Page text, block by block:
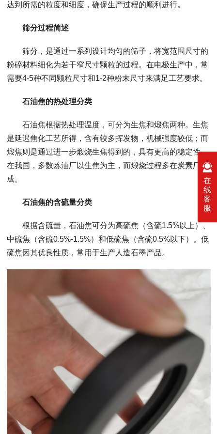
达到所需的粒度和细度，确保生产过程的顺利进行。
筛分过程简述
筛分，是通过一系列设计均匀的筛子，将宽范围尺寸的
粉碎材料细化为若干窄尺寸颗粒的过程。在电极生产中，常
需要4-5种不同颗粒尺寸和1-2种粉末尺寸来满足工艺要求。
石油焦的热处理分类
石油焦根据热处理温度，可分为生焦和煅焦两种。生焦
是延迟焦化工艺所得，含有较多挥发物，机械强度较低；而
煅焦则是通过进一步煅烧生焦得到的，具有更高的稳定性。
在我国，多数炼油厂以生焦为主，而煅烧过程多在炭素厂完
成。
石油焦的含硫量分类
根据含硫量，石油焦可分为高硫焦（含硫1.5%以上）、
中硫焦（含硫0.5%-1.5%）和低硫焦（含硫0.5%以下）。低
硫焦因其优良性质，常用于生产人造石墨产品。
在
线
客
服